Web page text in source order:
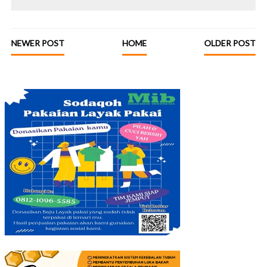
NEWER POST OLDER POST
HOME